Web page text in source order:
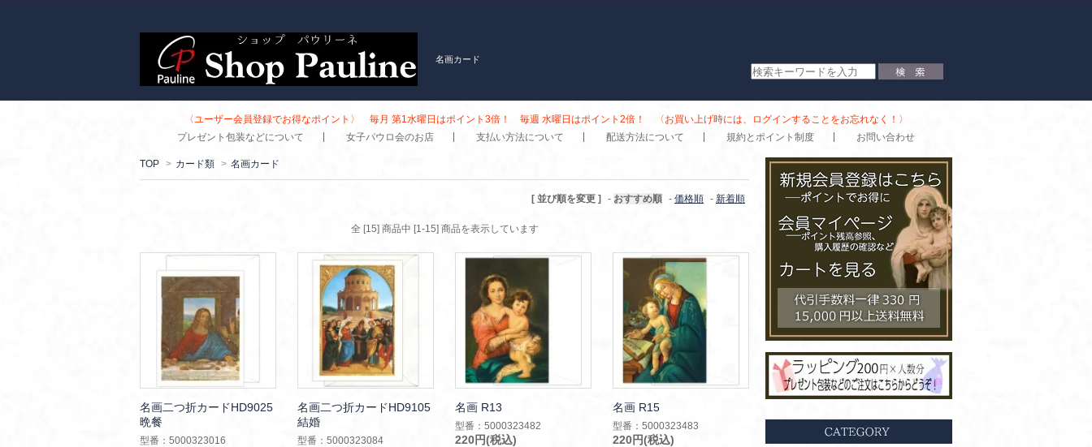
名画カード
〈ユーザー会員登録でお得なポイント〉 毎月 第1水曜日はポイント3倍！ 毎週 水曜日はポイント2倍！ 〈お買い上げ時には、ログインすることをお忘れなく！〉
プレゼント包装などについて
女子パウロ会のお店 支払い方法について 配送方法について 規約とポイント制度 お問い合わせ
TOP > カード類 > 名画カード
[ 並び順を変更 ] - おすすめ順 - 価格順 - 新着順
全 [15] 商品中 [1-15] 商品を表示しています
名画二つ折カードHD9025
晩餐
型番：5000323016
名画二つ折カードHD9105
結婚
型番：5000323084
名画 R13
型番：5000323482
220円(税込)
名画 R15
型番：5000323483
220円(税込)